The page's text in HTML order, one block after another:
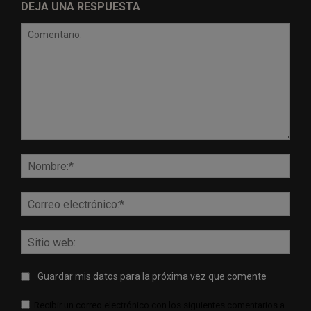
DEJA UNA RESPUESTA
web:
Guardar mis datos para la próxima vez que comente